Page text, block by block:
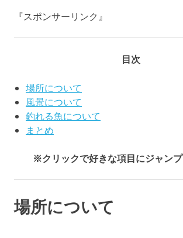
『スポンサーリンク』
目次
場所について
風景について
釣れる魚について
まとめ
※クリックで好きな項目にジャン
場所について